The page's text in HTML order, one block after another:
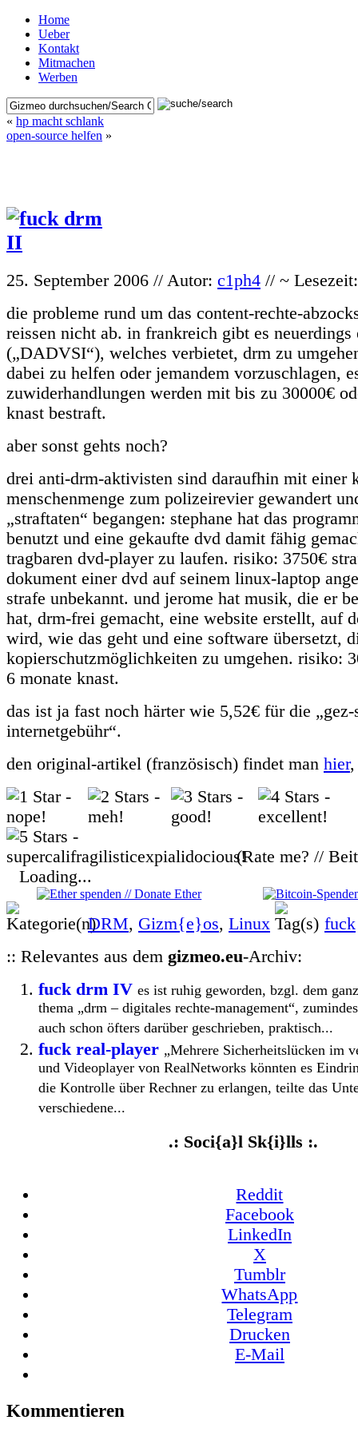
Home
Ueber
Kontakt
Mitmachen
Werben
« hp macht schlank
open-source helfen »
25. September 2006 // Autor: c1ph4 // ~
die probleme rund um das content-rechte-
reissen nicht ab. in frankreich gibt es neuerdings
(„DADVSI“), welches verbietet, drm zu
dabei zu helfen oder jemandem vorzuschlagen,
zuwiderhandlungen werden mit bis zu 30000€
knast bestraft.
aber sonst gehts noch?
drei anti-drm-aktivisten sind daraufhin mit einer
menschenmenge zum polizeirevier gewandert
„straftaten“ begangen: stephane hat das
benutzt und eine gekaufte dvd damit fähig
tragbaren dvd-player zu laufen. risiko: 3750€
dokument einer dvd auf seinem linux-laptop
strafe unbekannt. und jerome hat musik, die er
hat, drm-frei gemacht, eine website erstellt, auf
wird, wie das geht und eine software übersetzt,
kopierschutzmöglichkeiten zu umgehen. risiko:
6 monate knast.
das ist ja fast noch härter wie 5,52€ für die „gez-
internetgebühr“.
den original-artikel (französisch) findet man hier
(Rate me? //
Loading...
DRM, Gizm{e}os, Linux
fuck
:: Relevantes aus dem gizmeo.eu-Archiv:
fuck drm IV es ist ruhig geworden, bzgl. dem
thema „drm – digitales rechte-management“,
auch schon öfters darüber geschrieben, praktisch...
fuck real-player „Mehrere Sicherheitslücken im
und Videoplayer von RealNetworks könnten es
die Kontrolle über Rechner zu erlangen, teilte das
verschiedene...
.: Soci{a}l Sk{i}lls :.
Reddit
Facebook
LinkedIn
X
Tumblr
WhatsApp
Telegram
Drucken
E-Mail
Kommentieren